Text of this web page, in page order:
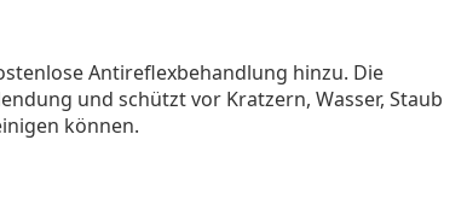
Antireflexbehandlung hinzu. Die
und schützt vor Kratzern, Wasser, Staub
können.